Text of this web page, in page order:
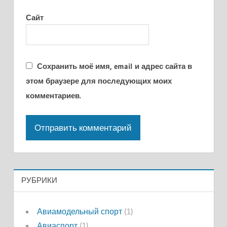
Сайт
Сохранить моё имя, email и адрес сайта в
этом браузере для последующих моих
комментариев.
РУБРИКИ
Авиамодельный спорт(1)